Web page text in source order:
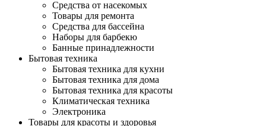
Средства от насекомых
Товары для ремонта
Средства для бассейна
Наборы для барбекю
Банные принадлежности
Бытовая техника
Бытовая техника для кухни
Бытовая техника для дома
Бытовая техника для красоты
Климатическая техника
Электроника
Товары для красоты и здоровья